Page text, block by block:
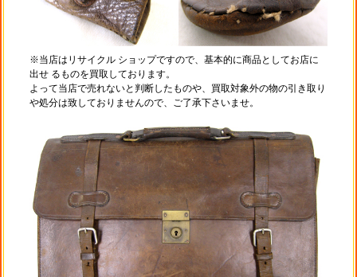
※当店はリサイクル ショップですので、基本的に商品としてお店に
出せ るものを買取しております。
よって当店で売れないと判断したものや、買取対象外の物の引き取り
や処分は致しておりませんので、ご了承下さいませ。